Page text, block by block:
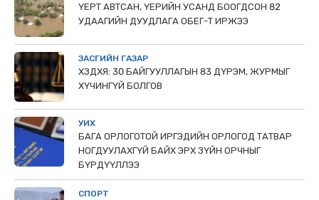
ҮЕРТ АВТСАН, ҮЕРИЙН УСАНД БООГДСОН 82
УДААГИЙН ДУУДЛАГА ОБЕГ-Т ИРЖЭЭ
ЗАСГИЙН ГАЗАР
ХЗДХЯ: 30 БАЙГУУЛЛАГЫН 83 ДҮРЭМ, ЖУРМЫГ
ХҮЧИНГҮЙ БОЛГОВ
УИХ
БАГА ОРЛОГОТОЙ ИРГЭДИЙН ОРЛОГОД ТАТВАР
НОГДУУЛАХГҮЙ БАЙХ ЭРХ ЗҮЙН ОРЧНЫГ
БҮРДҮҮЛЛЭЭ
СПОРТ